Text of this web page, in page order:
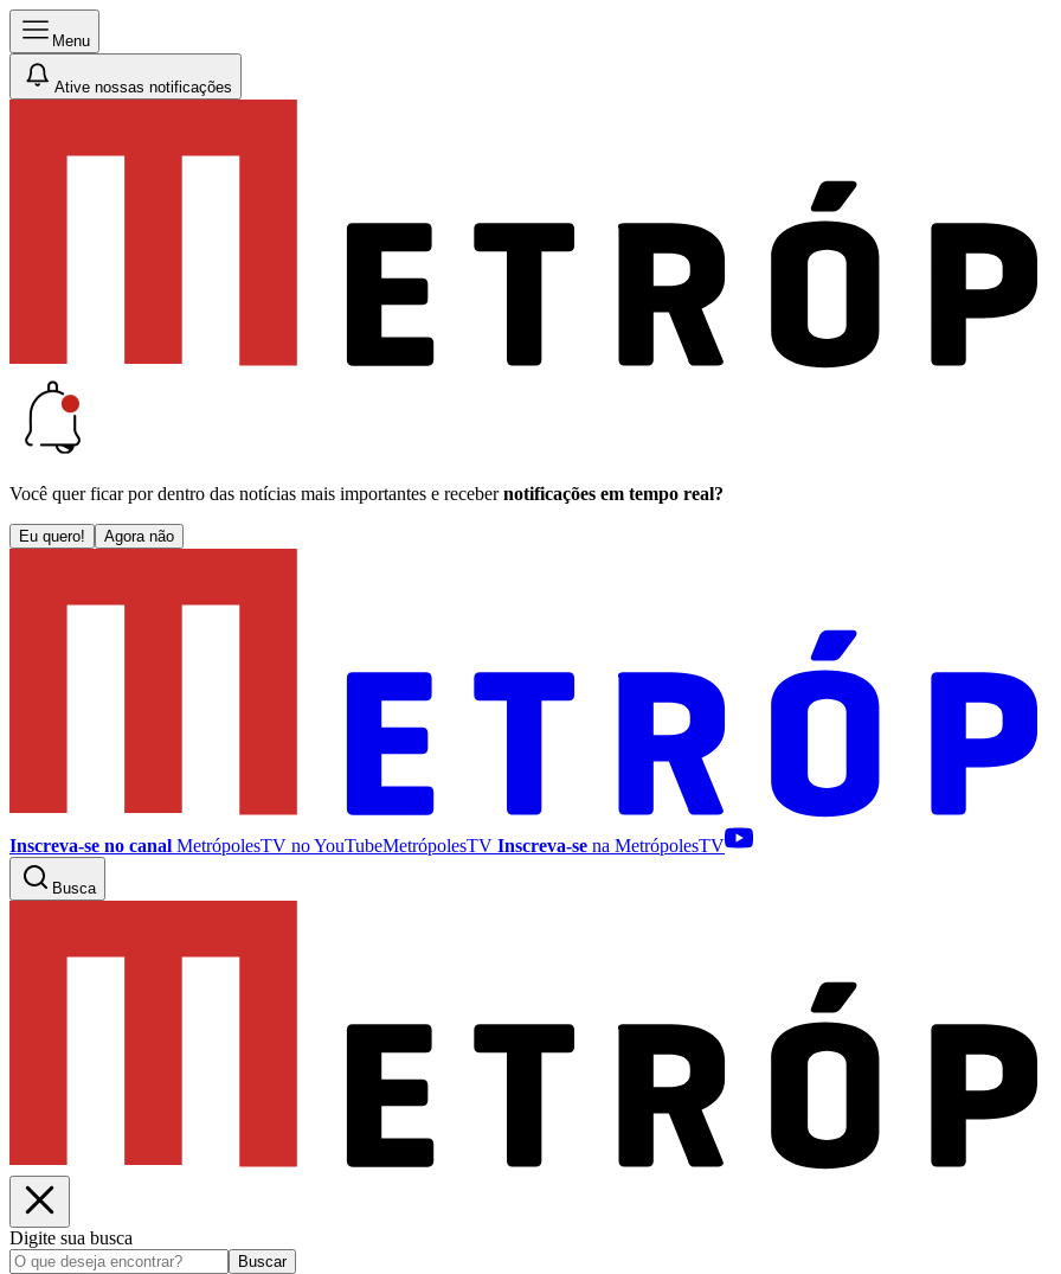
Menu
Ative nossas notificações
Você quer ficar por dentro das notícias mais importantes e receber notificações em tempo real?
Eu quero! Agora não
Inscreva-se no canal MetrópolesTV noYouTubeMetrópolesTV Inscreva-se na MetrópolesTV
Busca
Digite sua busca
Buscar